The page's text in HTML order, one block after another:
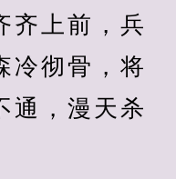
齐上前，兵
冷彻骨，将
通，漫天杀